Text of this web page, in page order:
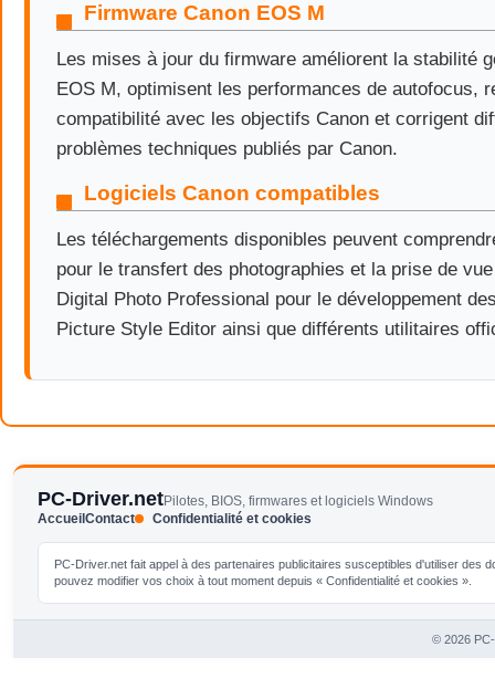
Firmware Canon EOS M
Les mises à jour du firmware améliorent la stabilité
EOS M, optimisent les performances de autofocus,
compatibilité avec les objectifs Canon et corrigent
problèmes techniques publiés par Canon.
Logiciels Canon compatibles
Les téléchargements disponibles peuvent
pour le transfert des photographies et la prise de
Digital Photo Professional pour le développement
Picture Style Editor ainsi que différents utilitaires
PC-Driver.netPilotes, BIOS, firmwares et logiciels Windows
Accueil Contact Confidentialité et cookies
PC-Driver.net fait appel à des partenaires publicitaires susceptibles d'utiliser
pouvez modifier vos choix à tout moment depuis « Confidentialité et cookies ».
© 2026